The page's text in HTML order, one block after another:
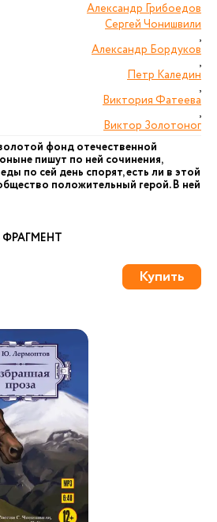
Александр Грибоедов
Сергей Чонишвили
,
Александр Бордуков
,
Петр Каледин
,
Виктория Фатеева
,
Виктор Золотоног
фонд отечественной
пишут по ней сочинения,
по сей день спорят, есть ли в этой
положительный герой. В ней
Купить